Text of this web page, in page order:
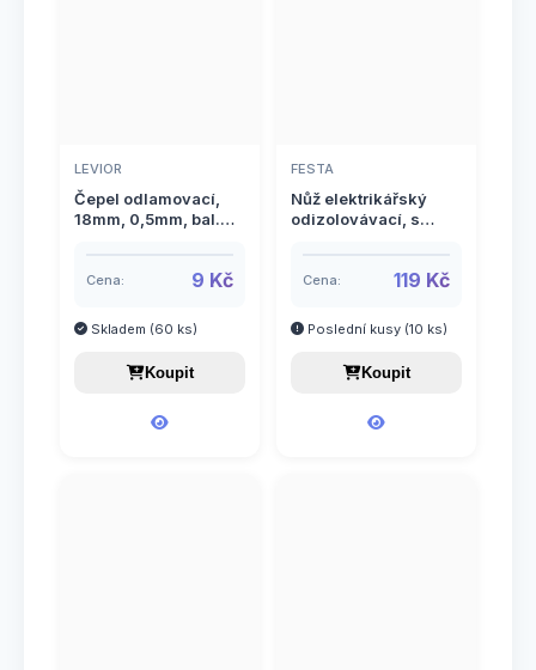
LEVIOR
Čepel odlamovací,
18mm, 0,5mm, bal.
Cena: 9 Kč
Skladem (60 ks)
Koupit
FESTA
Nůž elektrikářský
odizolovávací, s
Cena: 119 Kč
Poslední kusy (10 ks)
Koupit